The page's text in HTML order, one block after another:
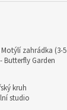
zahrádka (3-5
Butterfly Garden
kruh
studio